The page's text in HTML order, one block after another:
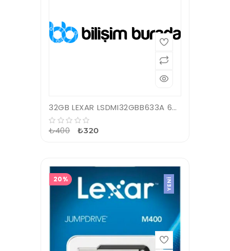
32GB LEXAR LSDMI32GBB633A 633X MICROSDHC HIGH-PERFORMANCE C10 A1 V10 U1 HAFIZA KARTI
₺400 ₺320
20% YENI